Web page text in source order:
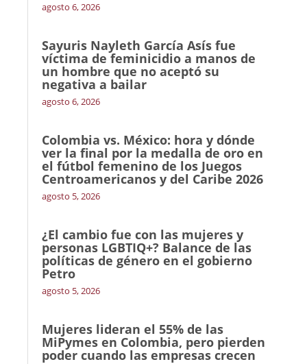
agosto 6, 2026
Sayuris Nayleth García Asís fue
víctima de feminicidio a manos de
un hombre que no aceptó su
negativa a bailar
agosto 6, 2026
Colombia vs. México: hora y dónde
ver la final por la medalla de oro en
el fútbol femenino de los Juegos
Centroamericanos y del Caribe 2026
agosto 5, 2026
¿El cambio fue con las mujeres y
personas LGBTIQ+? Balance de las
políticas de género en el gobierno
Petro
agosto 5, 2026
Mujeres lideran el 55% de las
MiPymes en Colombia, pero pierden
poder cuando las empresas crecen